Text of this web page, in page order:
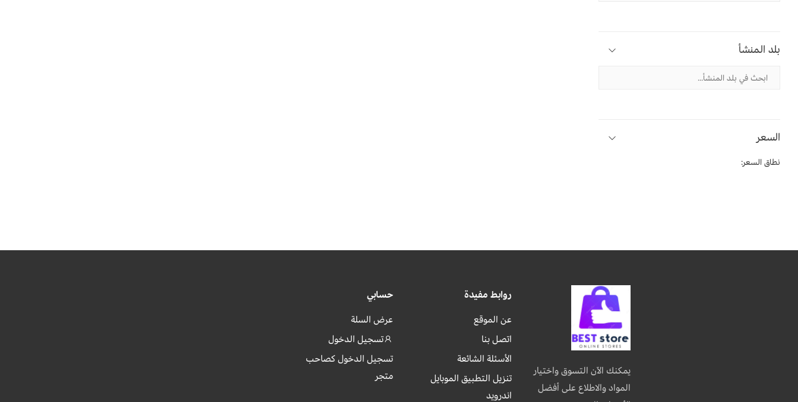
بلد المنشأ
السعر
نطاق السعر:
يمكنك الآن التسوق واختيار
المواد والاطلاع على أفضل
روابط مفيدة
عن الموقع
اتصل بنا
الأسئلة الشائعة
تنزيل التطبيق الموبايل
اندرويد
حسابي
عرض السلة
تسجيل الدخول
تسجيل الدخول كصاحب
متجر